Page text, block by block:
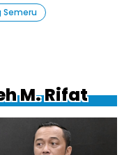
Semeru
M. Rifat